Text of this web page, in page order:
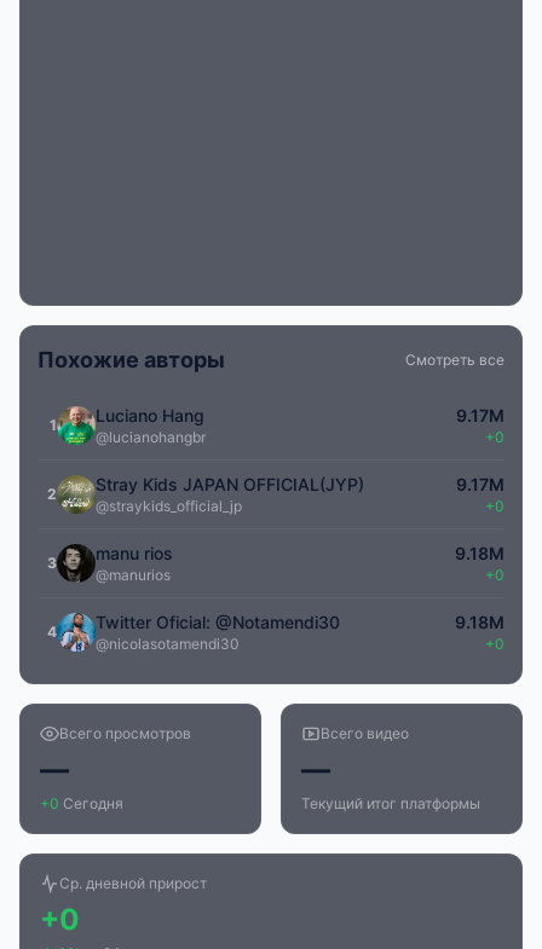
Похожие авторы Смотреть все
1 Luciano Hang
@lucianohangbr
9.17M
+0
2 Stray Kids JAPAN OFFICIAL(JYP)
@straykids_official_jp
9.17M
+0
3 manu rios
@manurios
9.18M
+0
4 Twitter Oficial: @Notamendi30
@nicolasotamendi30
9.18M
+0
Всего просмотров
—
+0 Сегодня
Всего видео
—
Текущий итог платформы
Ср. дневной прирост
+0